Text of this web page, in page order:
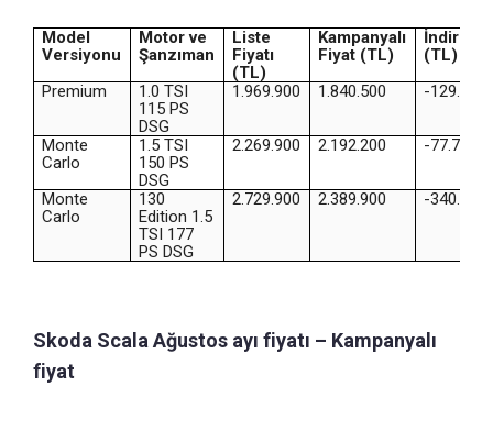
Model
Versiyonu
Motor ve
Şanzıman
Liste
Fiyatı
(TL)
Kampanyalı
Fiyat (TL)
İndirim
(TL)
Premium
1.0 TSI
115 PS
DSG
1.969.900 1.840.500 -129.400
Monte
Carlo
1.5 TSI
150 PS
DSG
2.269.900 2.192.200 -77.700
Monte
Carlo
130
Edition 1.5
TSI 177
PS DSG
2.729.900 2.389.900 -340.000
Skoda Scala Ağustos ayı fiyatı – Kampanyalı
fiyat